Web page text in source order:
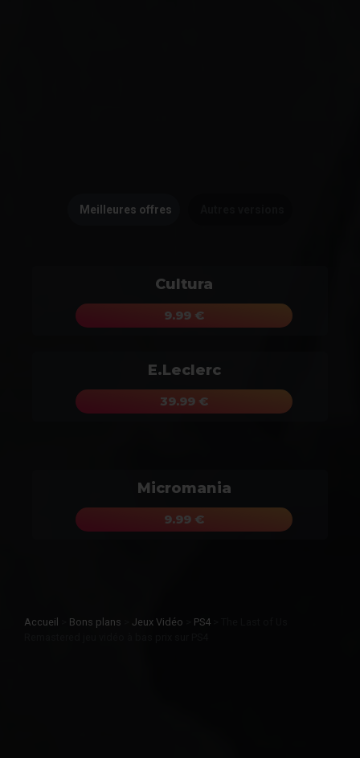
Meilleures offres
Cultura
9.99 €
E.Leclerc
39.99 €
Micromania
9.99 €
Accueil Bons plans Jeux Vidéo PS4